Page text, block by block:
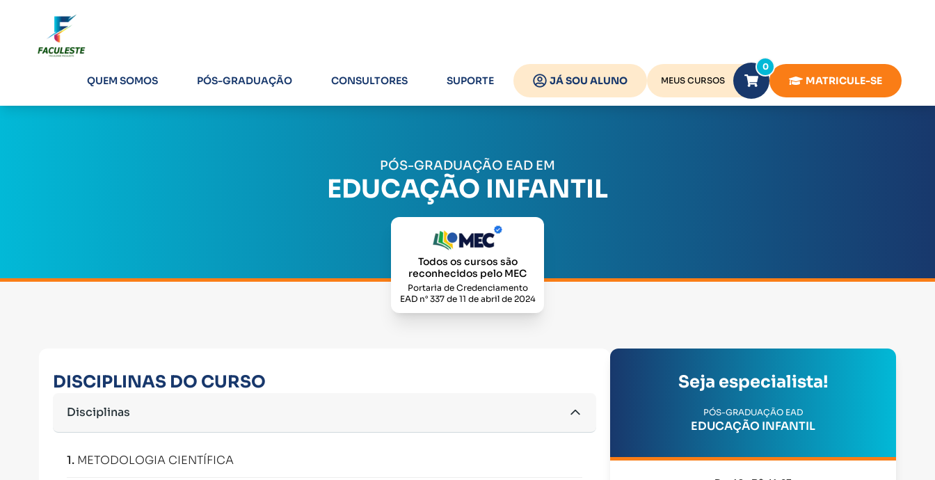
QUEM SOMOS PÓS-GRADUAÇÃO CONSULTORES SUPORTE JÁ SOU ALUNO MEUS CURSOS
0
MATRICULE-SE
PÓS-GRADUAÇÃO EAD EM
EDUCAÇÃO INFANTIL
Todos os cursos são
reconhecidos pelo MEC
Portaria de Credenciamento
EAD n° 337 de 11 de abril de 2024
DISCIPLINAS DO CURSO
Disciplinas
1. METODOLOGIA CIENTÍFICA
Seja especialista!
PÓS-GRADUAÇÃO EAD
EDUCAÇÃO INFANTIL